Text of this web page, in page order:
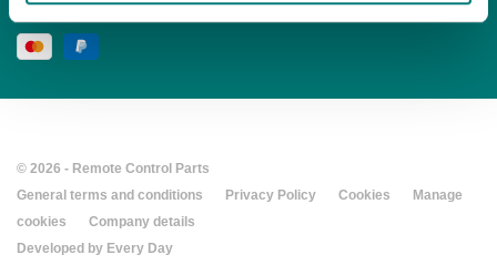
© 2026 - Remote Control Parts
General terms and conditions
Privacy Policy Cookies
Manage
cookies
Company details
Developed by Every Day